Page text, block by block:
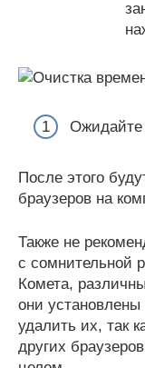
Ожидайте
После этого
браузеров на
Также не
с сомнительной
Комета,
они
удалить их, так
других